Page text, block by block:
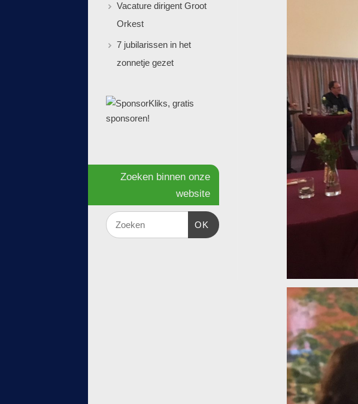
Vacature dirigent Groot
Orkest
7 jubilarissen in het
zonnetje gezet
Zoeken binnen onze
website
OK